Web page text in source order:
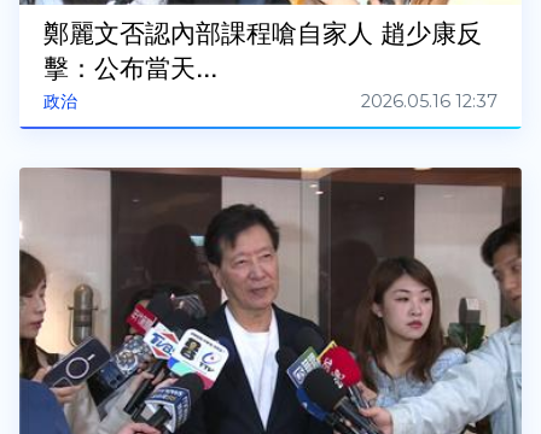
政治
鄭麗文否認內部課程嗆自家人 趙少康反
擊：公布當天...
2026.05.16 12:37